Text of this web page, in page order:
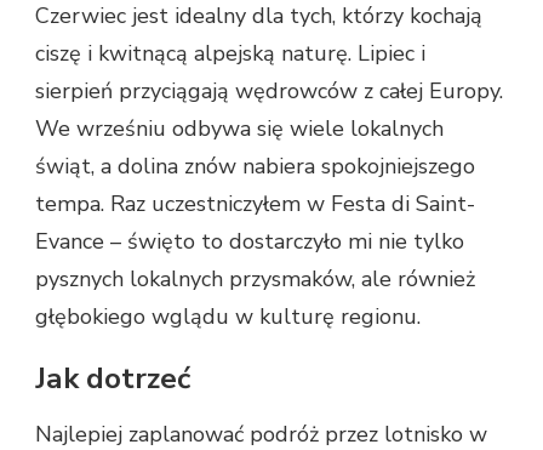
Czerwiec jest idealny dla tych, którzy kochają
ciszę i kwitnącą alpejską naturę. Lipiec i
sierpień przyciągają wędrowców z całej Europy.
We wrześniu odbywa się wiele lokalnych
świąt, a dolina znów nabiera spokojniejszego
tempa. Raz uczestniczyłem w Festa di Saint-
Evance – święto to dostarczyło mi nie tylko
pysznych lokalnych przysmaków, ale również
głębokiego wglądu w kulturę regionu.
Jak dotrzeć
Najlepiej zaplanować podróż przez lotnisko w